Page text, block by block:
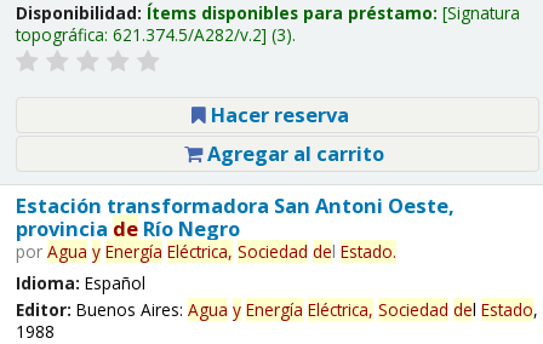
Disponibilidad: Ítems disponibles para préstamo: Signatura
topográfica: 621.374.5/A282/v.2 (3).
Hacer reserva
Agregar al carrito
Estación transformadora San Antoni Oeste,
provincia deRío Negro
por Agua y Energía Eléctrica, Sociedad del Estado.
Idioma: Español
Editor: Buenos Aires: Agua y Energía Eléctrica, Sociedad del Estado,
1988